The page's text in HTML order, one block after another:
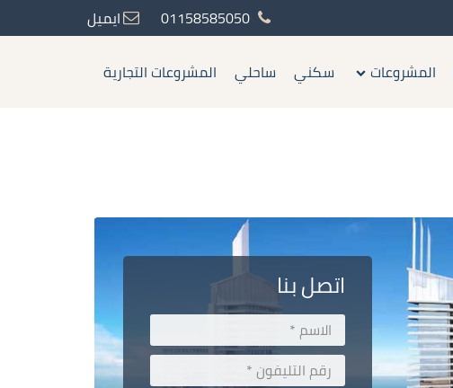
01158585050
ايميل
المشروعات سكني ساحلي المشروعات التجارية
اتصل بنا